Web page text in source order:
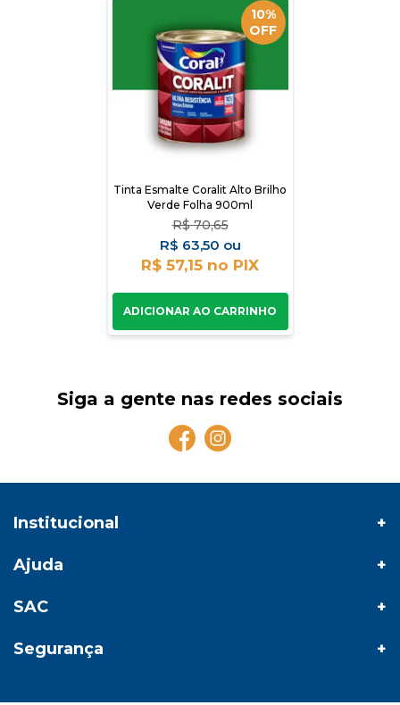
10%
OFF
Tinta Esmalte Coralit Alto Brilho
Verde Folha 900ml
R$ 70,65
R$ 63,50
R$ 57,15
Siga a gente nas redes sociais
Institucional
Ajuda
SAC
Segurança